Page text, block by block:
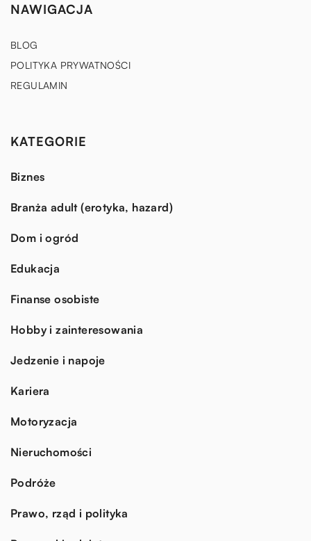
NAWIGACJA
BLOG
POLITYKA PRYWATNOŚCI
REGULAMIN
KATEGORIE
Biznes
Branża adult (erotyka, hazard)
Dom i ogród
Edukacja
Finanse osobiste
Hobby i zainteresowania
Jedzenie i napoje
Kariera
Motoryzacja
Nieruchomości
Podróże
Prawo, rząd i polityka